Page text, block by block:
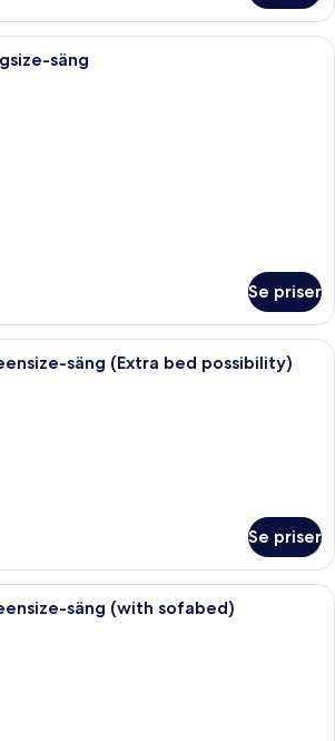
Ett hotellrum med en stor säng, ett
säng
Se priser
Standardrum - 1 queensize-säng
säng (Extra bed possibility)
Se priser
Standardrum - 1 queensize-säng
säng (with sofabed)